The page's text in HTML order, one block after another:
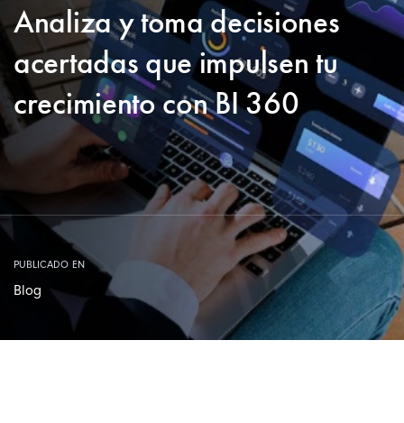
Analiza y toma decisiones
acertadas que impulsen tu
crecimiento con BI 360
PUBLICADO EN
Blog